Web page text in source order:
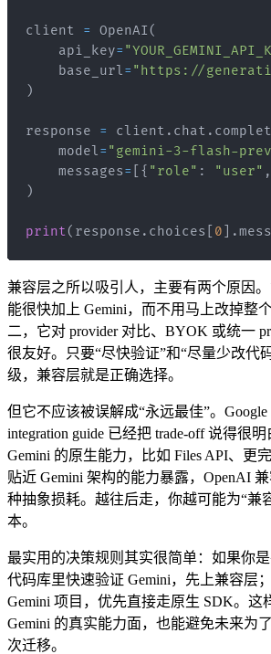
client = OpenAI(
    api_key
=
    base_url
= "https://
)
response = client . chat .
    model
= "gemini-3-flash-
    messages
= { "role" : "user" ,
)
print( response . choices 0 .
兼容层之所以吸引人，主要有两个原因
能很快加上 Gemini，而不用马上改掉整
二，它对 provider 对比、BYOK 或统一
很友好。只要“尽快验证”和“尽量少改代
级，兼容层就是正确选择。
但它不应该被误解成“永远最佳”。Google
integration guide 已经把 trade-off 说得很
Gemini 的原生能力，比如 Files API、更
贴近 Gemini 架构的能力暴露，OpenAI
种抽象损耗。越往后走，你越可能为“兼
本。
最实用的决策规则其实很简单：如果你
代码库里快速验证 Gemini，先上兼容层
Gemini 项目，优先直接走原生 SDK。这
Gemini 的真实能力面，也能避免未来为
次迁移。